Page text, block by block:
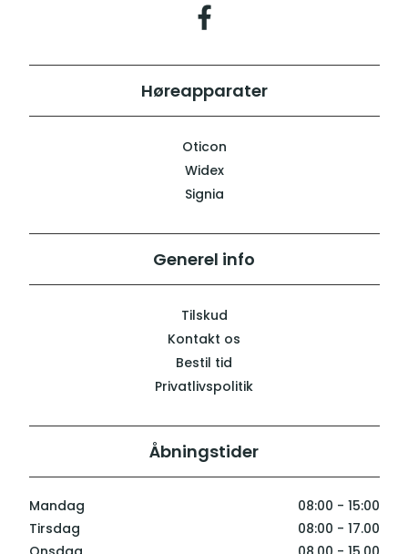
Høreapparater
Oticon
Widex
Signia
Generel info
Tilskud
Kontakt os
Bestil tid
Privatlivspolitik
Åbningstider
Mandag
08:00 - 15:00
Tirsdag
08:00 - 17.00